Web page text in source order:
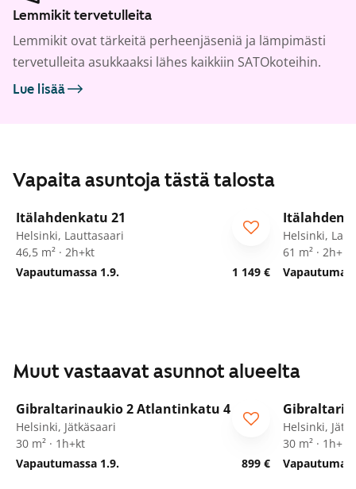
Lemmikit tervetulleita
Lemmikit ovat tärkeitä perheenjäseniä ja lämpimästi
tervetulleita asukkaaksi lähes kaikkiin SATOkoteihin.
Lue lisää
Vapaita asuntoja tästä talosta
/15
Itälahdenkatu 21
Helsinki, Lauttasaari
46,5 m² · 2h+kt
Vapautumassa 1.9.
1 149 €
Helsinki,
61 m² · 2h+kt
Muut vastaavat asunnot alueelta
Gibraltarinaukio 2 Atlantinkatu 4
Helsinki, Jätkäsaari
30 m² · 1h+kt
Vapautumassa 1.9.
899 €
Helsinki,
30 m² · 1h+kt